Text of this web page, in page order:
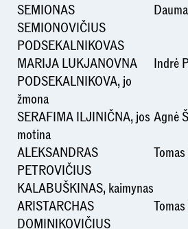
SEMIONAS
SEMIONOVIČIUS
PODSEKALNIKOVAS
MARIJA LUKJANOVNA
PODSEKALNIKOVA, jo
žmona
Indrė
SERAFIMA ILJINIČNA, jos
motina
Agnė
ALEKSANDRAS
PETROVIČIUS
KALABUŠKINAS, kaimynas
ARISTARCHAS
DOMINIKOVIČIUS